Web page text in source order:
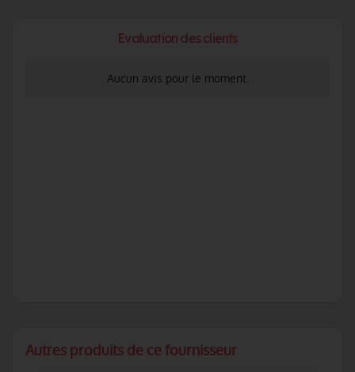
Evaluation des clients
Aucun avis pour le moment.
Autres produits de ce fournisseur